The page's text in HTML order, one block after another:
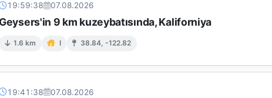
19:59:38 07.08.2026
Geysers'in 9 km kuzeybatısında, Kaliforniya
1.6 km I 38.84, -122.82
19:41:38 07.08.2026